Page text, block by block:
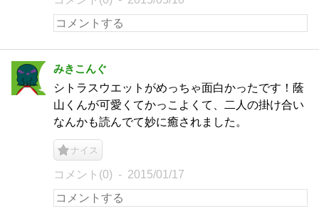
みきこんぐ
シトラスウエットがめっちゃ面白かったです！蔭
山くんが可愛くてかっこよくて、二人の掛け合い
なんかも読んでて妙に癒されました。
ナイス
コメント(0) 2015/01/17